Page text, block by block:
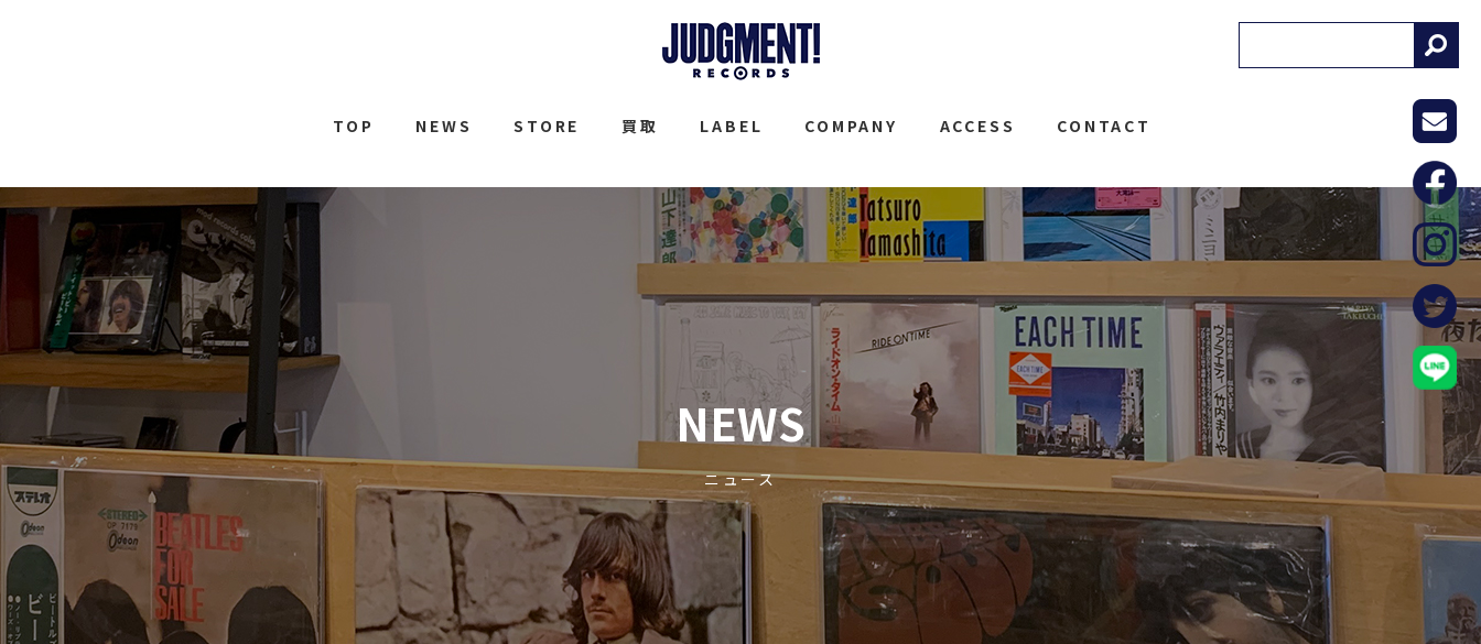
TOP NEWS STORE 買取 LABEL COMPANY ACCESS CONTACT
NEWS
ニュース